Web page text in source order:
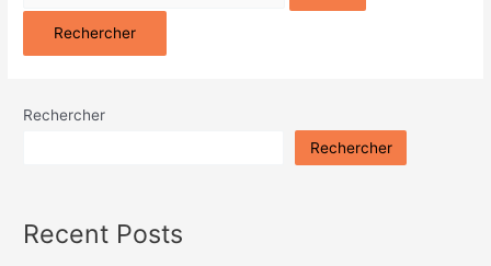
Rechercher
Rechercher
Recent Posts